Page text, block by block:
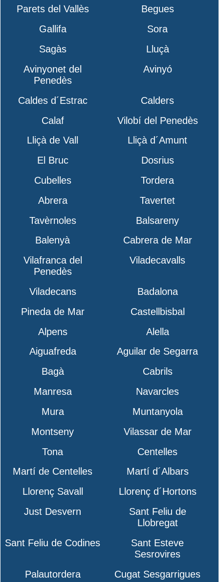
Parets del Vallès
Begues
Gallifa
Sora
Sagàs
Lluçà
Avinyonet del
Penedès
Avinyó
Caldes d´Estrac
Calders
Calaf
Vilobí del Penedès
Lliçà de Vall
Lliçà d´Amunt
El Bruc
Dosrius
Cubelles
Tordera
Abrera
Tavertet
Tavèrnoles
Balsareny
Balenyà
Cabrera de Mar
Vilafranca del
Penedès
Viladecavalls
Viladecans
Badalona
Pineda de Mar
Castellbisbal
Alpens
Alella
Aiguafreda
Aguilar de Segarra
Bagà
Cabrils
Manresa
Navarcles
Mura
Muntanyola
Montseny
Vilassar de Mar
Tona
Centelles
Martí de Centelles
Martí d´Albars
Llorenç Savall
Llorenç d´Hortons
Just Desvern
Sant Feliu de
Llobregat
Sant Feliu de Codines
Sant Esteve
Sesrovires
Palautordera
Cugat Sesgarrigues